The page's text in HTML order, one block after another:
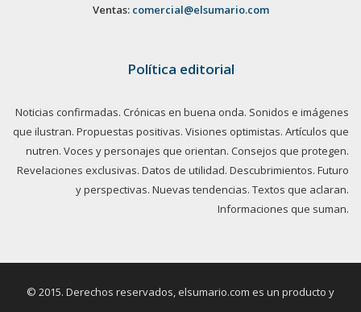
Ventas: comercial@elsumario.com
Política editorial
Noticias confirmadas. Crónicas en buena onda. Sonidos e imágenes
que ilustran. Propuestas positivas. Visiones optimistas. Artículos que
nutren. Voces y personajes que orientan. Consejos que protegen.
Revelaciones exclusivas. Datos de utilidad. Descubrimientos. Futuro
y perspectivas. Nuevas tendencias. Textos que aclaran.
Informaciones que suman.
© 2015. Derechos reservados, elsumario.com es un producto y